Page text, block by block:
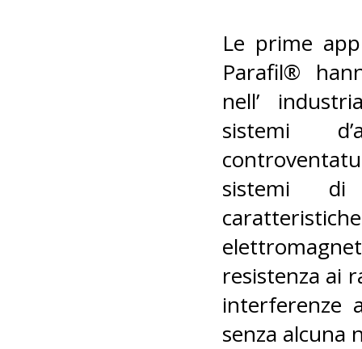
Le prime
Parafil®
nell’
sistemi
sistemi di
resistenza ai
interferenze
senza alcuna